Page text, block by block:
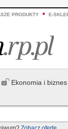
PRODUKTY E-
Ekonomia i biznes